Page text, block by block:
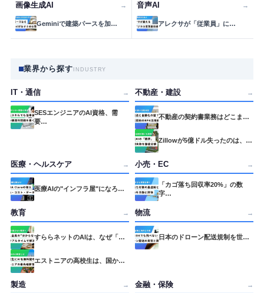
画像生成AI →
Geminiで建築パースを加…
音声AI →
アレクサが「従業員」に…
業界から探す INDUSTRY
IT・通信 →
SESエンジニアのAI資格、需
要…
不動産・建設 →
不動産の契約書業務はどこま…
Zillowが5億ドル失ったのは、…
医療・ヘルスケア →
医療AIの"インフラ屋"になろ…
小売・EC →
「カゴ落ち回収率20%」の数
字…
教育 →
すららネットのAIは、なぜ「…
エストニアの高校生は、国か…
物流 →
日本のドローン配送規制を世…
製造 → 金融・保険 →